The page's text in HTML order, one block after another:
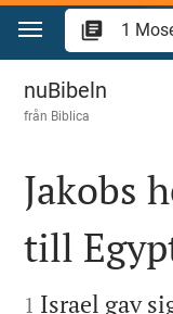
Hoppa till innehåll
1 Mosebok 46
nuBibeln
från Biblica

Jakobs
till

1 Israel gav